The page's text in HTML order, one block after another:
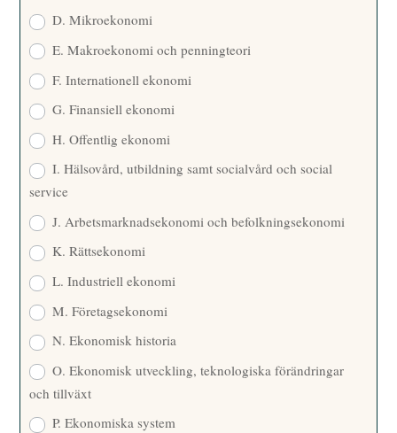
D. Mikroekonomi
E. Makroekonomi och penningteori
F. Internationell ekonomi
G. Finansiell ekonomi
H. Offentlig ekonomi
I. Hälsovård, utbildning samt socialvård och social
service
J. Arbetsmarknadsekonomi och befolkningsekonomi
K. Rättsekonomi
L. Industriell ekonomi
M. Företagsekonomi
N. Ekonomisk historia
O. Ekonomisk utveckling, teknologiska förändringar
och tillväxt
P. Ekonomiska system